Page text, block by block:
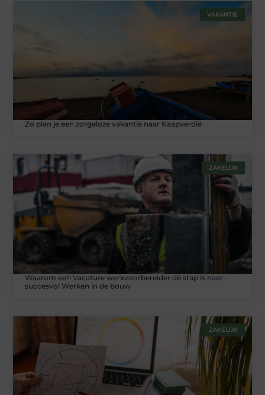
VAKANTIE
Zo plan je een zorgeloze vakantie naar Kaapverdië
ZAKELIJK
Waarom een Vacature werkvoorbereider dé stap is naar
succesvol Werken in de bouw
ZAKELIJK